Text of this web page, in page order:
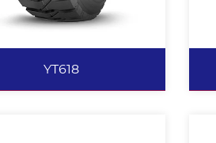
能强。 适用于中短途，混合
路面上行驶。
查看更多
YT618